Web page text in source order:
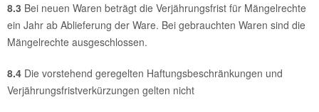
8.3 Bei neuen Waren beträgt die Verjährungsfrist für Mängelrechte
ein Jahr ab Ablieferung der Ware. Bei gebrauchten Waren sind die
Mängelrechte ausgeschlossen.
8.4 Die vorstehend geregelten Haftungsbeschränkungen und
Verjährungsfristverkürzungen gelten nicht